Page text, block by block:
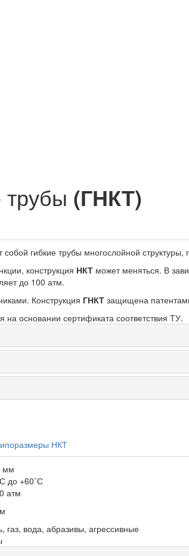
трубы (ГНКТ)
собой гибкие трубы многослойной
конструкция НКТ может меняться. В
до 100 атм.
Конструкция ГНКТ защищена
на основании сертификата соответствия ТУ.
НКТ
мм
до +60˚С
атм
газ, вода, абразивы, агрессивные